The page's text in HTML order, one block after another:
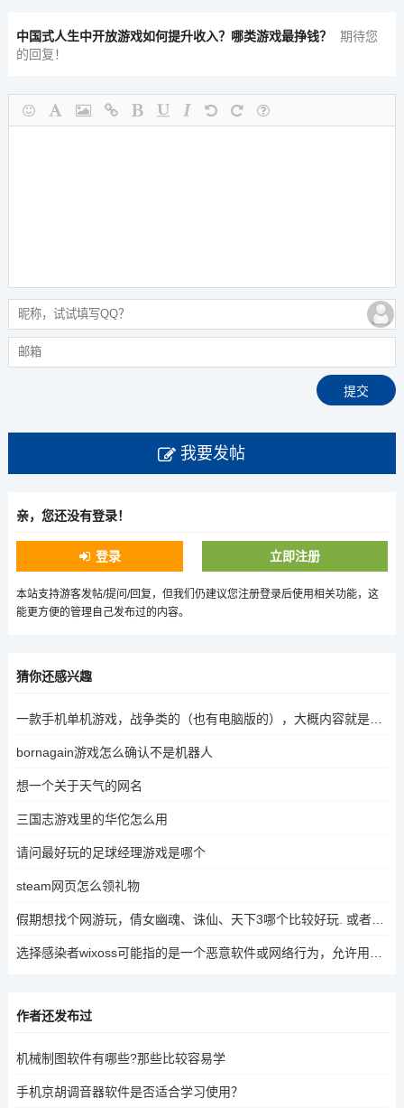
中国式人生中开放游戏如何提升收入？哪类游戏最挣钱？
期待您
的回复！
我要发帖
亲，您还没有登录！
登录 立即注册
本站支持游客发帖/提问/回复，但我们仍建议您注册登录后使用相关功能，这
能更方便的管理自己发布过的内容。
猜你还感兴趣
一款手机单机游戏，战争类的（也有电脑版的），大概内容就是可以建造兵营，坦克，还有维修车量，兵种迹处
bornagain游戏怎么确认不是机器人
想一个关于天气的网名
三国志游戏里的华佗怎么用
请问最好玩的足球经理游戏是哪个
steam网页怎么领礼物
假期想找个网游玩，倩女幽魂、诛仙、天下3哪个比较好玩. 或者有其他好玩的网游也可以推荐
选择感染者wixoss可能指的是一个恶意软件或网络行为，允许用户主动选择感染其他用户或设备。这个词可能在网络社区或技术论坛中被提及，但具体含义因语境而异。
作者还发布过
机械制图软件有哪些?那些比较容易学
手机京胡调音器软件是否适合学习使用？